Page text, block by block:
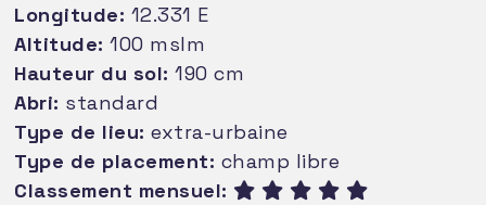
Longitude: 12.331 E
Altitude: 100 mslm
Hauteur du sol: 190 cm
Abri: standard
Type de lieu: extra-urbaine
Type de placement: champ libre
Classement mensuel: